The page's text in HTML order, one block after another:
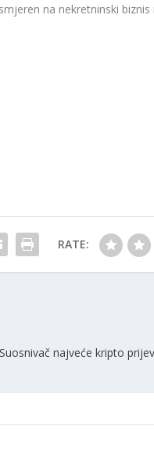
na nekretninski
RATE:
Suosnivač najveće kripto